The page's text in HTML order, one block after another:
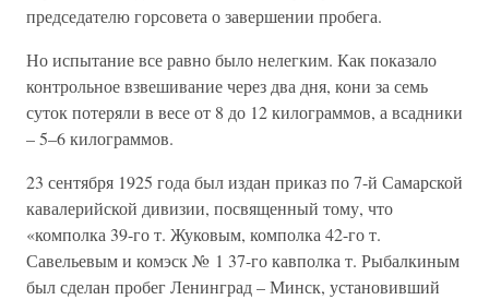
председателю горсовета о завершении пробега.
Но испытание все равно было нелегким. Как показало
контрольное взвешивание через два дня, кони за семь
суток потеряли в весе от 8 до 12 килограммов, а всадники
– 5–6 килограммов.
23 сентября 1925 года был издан приказ по 7-й Самарской
кавалерийской дивизии, посвященный тому, что
«комполка 39-го т. Жуковым, комполка 42-го т.
Савельевым и комэск № 1 37-го кавполка т. Рыбалкиным
был сделан пробег Ленинград – Минск, установивший